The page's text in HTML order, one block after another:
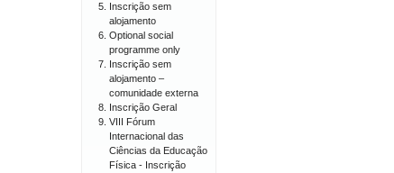
Inscrição sem
alojamento
Optional social
programme only
Inscrição sem
alojamento –
comunidade externa
Inscrição Geral
VIII Fórum
Internacional das
Ciências da Educação
Física - Inscrição